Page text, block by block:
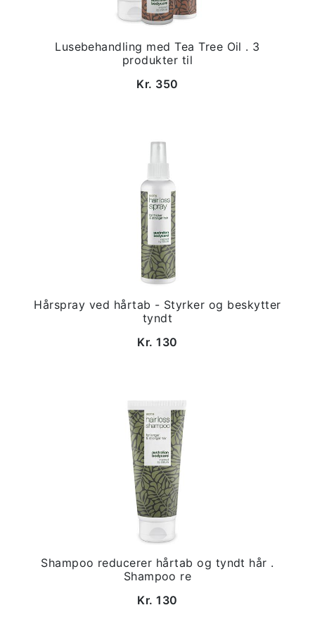
Lusebehandling med Tea Tree Oil . 3
produkter til
Kr. 350
Hårspray ved hårtab - Styrker og beskytter
tyndt
Kr. 130
Shampoo reducerer hårtab og tyndt hår .
Shampoo re
Kr. 130